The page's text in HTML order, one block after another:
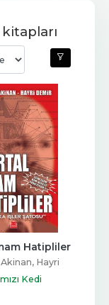
kitapları
Hatipliler
Hayri
DemirKedi